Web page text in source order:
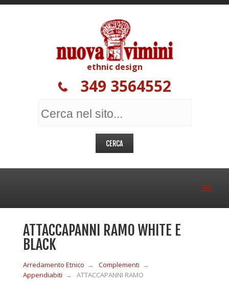
ethnic design
349 3564552
ATTACCAPANNI RAMO WHITE E
BLACK
Arredamento Etnico → Complementi →
Appendiabiti → ATTACCAPANNI RAMO